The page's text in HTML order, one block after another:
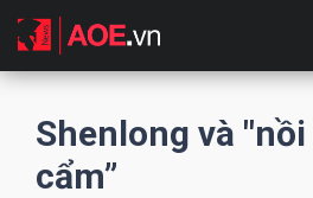
Shenlong và
cẩm”